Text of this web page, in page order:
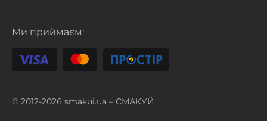
Ми приймаєм:
© 2012-2026 smakui.ua – СМАКУЙ